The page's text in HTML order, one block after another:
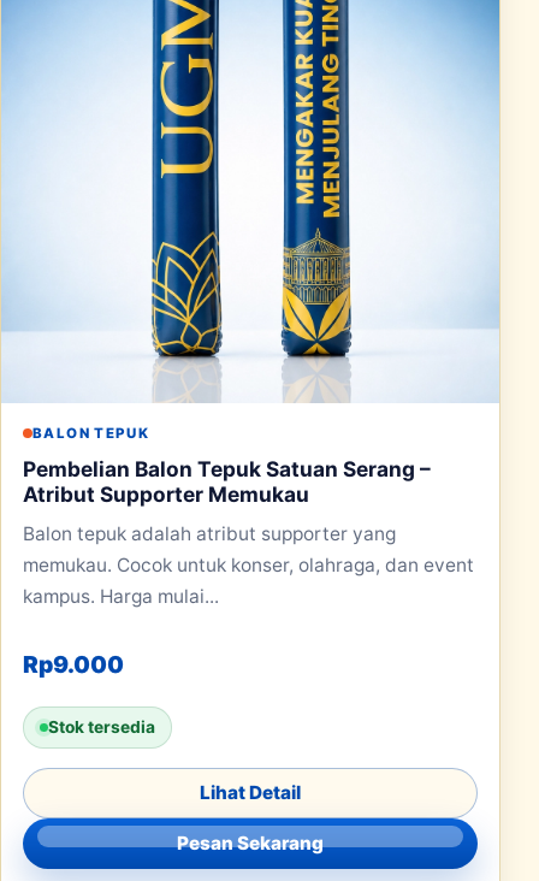
BALON TEPUK
Pembelian Balon Tepuk Satuan Serang –
Atribut Supporter Memukau
Balon tepuk adalah atribut supporter yang
memukau. Cocok untuk konser, olahraga, dan event
kampus. Harga mulai...
Rp9.000
Stok tersedia
Lihat Detail
Pesan Sekarang